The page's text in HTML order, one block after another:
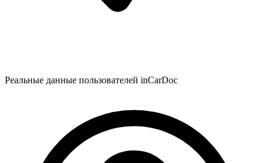
Реальные данные пользователей inCarDoc